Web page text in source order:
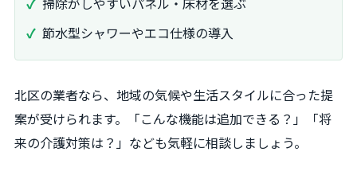
節水型シャワーやエコ仕様の導入
北区の業者なら、地域の気候や生活スタイルに合った提
案が受けられます。「こんな機能は追加できる？」「将
来の介護対策は？」なども気軽に相談しましょう。